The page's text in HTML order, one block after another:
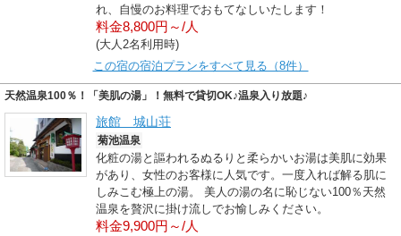
れ、自慢のお料理でおもてなしいたします！
料金8,800円～/人
(大人2名利用時)
この宿の宿泊プランをすべて見る（8件）
天然温泉100％！「美肌の湯」！無料で貸切OK♪温泉入り放題♪
旅館 城山荘
菊池温泉
化粧の湯と謳われるぬるりと柔らかいお湯は美肌に効果
があり、女性のお客様に人気です。一度入れば解る肌に
しみこむ極上の湯。 美人の湯の名に恥じない100％天然
温泉を贅沢に掛け流しでお愉しみください。
料金9,900円～/人